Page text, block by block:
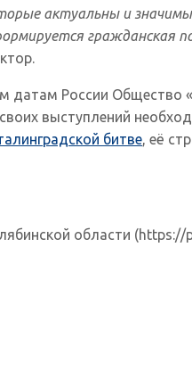
актуальны и значимы
гражданская
России Общество
выступлений
битве, её
области